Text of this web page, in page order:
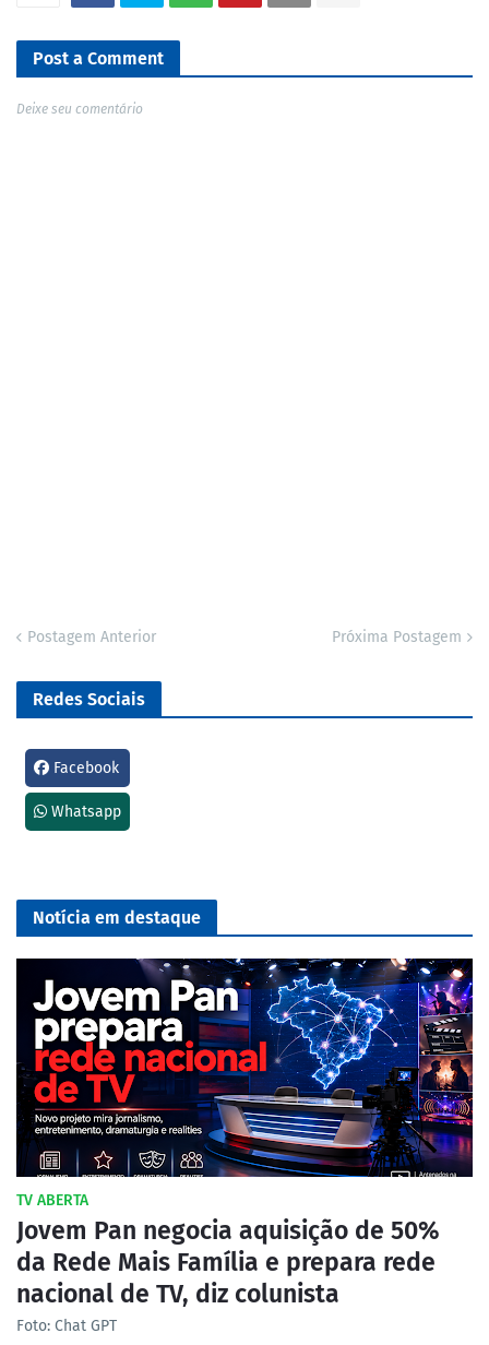
Post a Comment
Deixe seu comentário
Postagem Anterior Próxima Postagem
Redes Sociais
Facebook
Whatsapp
Notícia em destaque
TV ABERTA
Jovem Pan negocia aquisição de 50%
da Rede Mais Família e prepara rede
nacional de TV, diz colunista
Foto: Chat GPT